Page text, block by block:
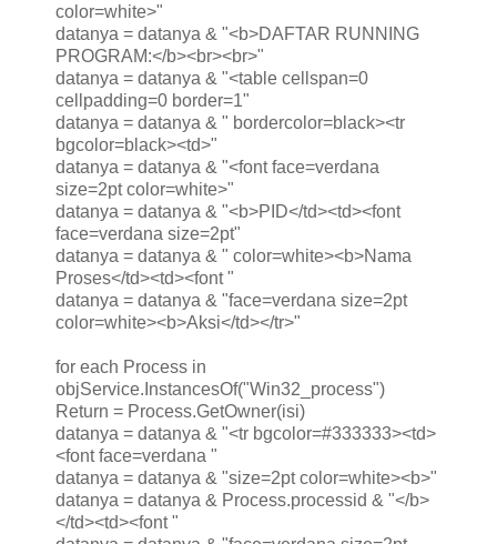
color=white>"
datanya = datanya & "<b>DAFTAR RUNNING
PROGRAM:</b><br><br>"
datanya = datanya & "<table cellspan=0
cellpadding=0 border=1"
datanya = datanya & " bordercolor=black><tr
bgcolor=black><td>"
datanya = datanya & "<font face=verdana
size=2pt color=white>"
datanya = datanya & "<b>PID</td><td><font
face=verdana size=2pt"
datanya = datanya & " color=white><b>Nama
Proses</td><td><font "
datanya = datanya & "face=verdana size=2pt
color=white><b>Aksi</td></tr>"
for each Process in
objService.InstancesOf("Win32_process")
Return = Process.GetOwner(isi)
datanya = datanya & "<tr bgcolor=#333333><td>
<font face=verdana "
datanya = datanya & "size=2pt color=white><b>"
datanya = datanya & Process.processid & "</b>
</td><td><font "